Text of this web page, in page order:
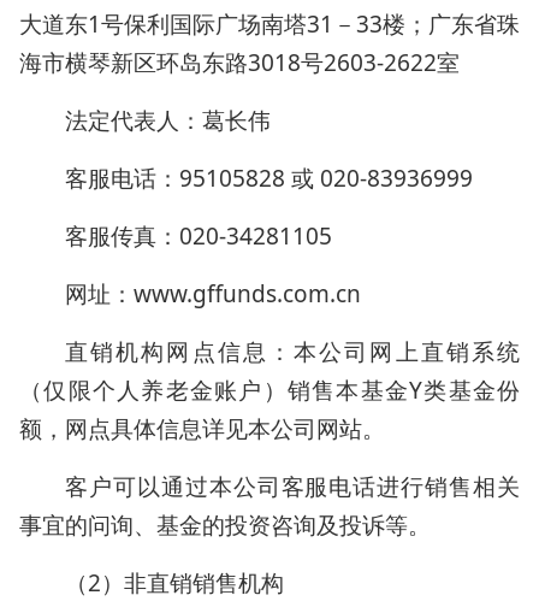
大道东1号保利国际广场南塔31－33楼；广东省珠
海市横琴新区环岛东路3018号2603-2622室
法定代表人：葛长伟
客服电话：95105828 或 020-83936999
客服传真：020-34281105
网址：www.gffunds.com.cn
直销机构网点信息：本公司网上直销系统
（仅限个人养老金账户）销售本基金Y类基金份
额，网点具体信息详见本公司网站。
客户可以通过本公司客服电话进行销售相关
事宜的问询、基金的投资咨询及投诉等。
（2）非直销销售机构